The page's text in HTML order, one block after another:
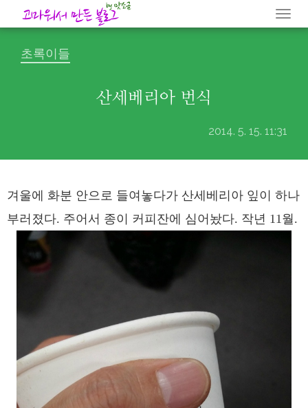
초록이들
산세베리아 번식
2014. 5. 15. 11:31
겨울에 화분 안으로 들여놓다가 산세베리아 잎이 하나
부러졌다. 주어서 종이 커피잔에 심어놨다. 작년 11월.